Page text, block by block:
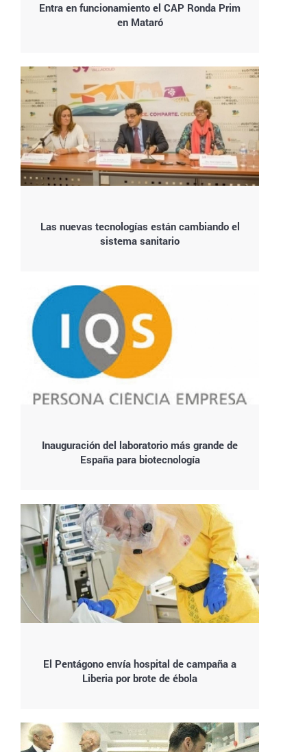
Entra en funcionamiento el CAP Ronda Prim
en Mataró
Las nuevas tecnologías están cambiando el
sistema sanitario
Inauguración del laboratorio más grande de
España para biotecnología
El Pentágono envía hospital de campaña a
Liberia por brote de ébola